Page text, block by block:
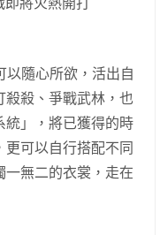
以隨心所欲，活出自
殺殺、爭戰武林，也
統」，將已獲得的時
可以自行搭配不同
一無二的衣裳，走在